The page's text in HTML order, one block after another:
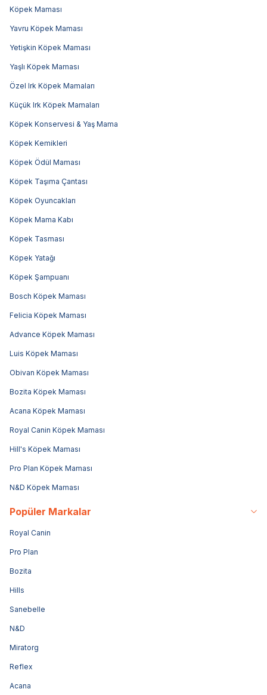
Köpek Maması
Yavru Köpek Maması
Yetişkin Köpek Maması
Yaşlı Köpek Maması
Özel Irk Köpek Mamaları
Küçük Irk Köpek Mamaları
Köpek Konservesi & Yaş Mama
Köpek Kemikleri
Köpek Ödül Maması
Köpek Taşıma Çantası
Köpek Oyuncakları
Köpek Mama Kabı
Köpek Tasması
Köpek Yatağı
Köpek Şampuanı
Bosch Köpek Maması
Felicia Köpek Maması
Advance Köpek Maması
Luis Köpek Maması
Obivan Köpek Maması
Bozita Köpek Maması
Acana Köpek Maması
Royal Canin Köpek Maması
Hill's Köpek Maması
Pro Plan Köpek Maması
N&D Köpek Maması
Popüler Markalar
Royal Canin
Pro Plan
Bozita
Hills
Sanebelle
N&D
Miratorg
Reflex
Acana